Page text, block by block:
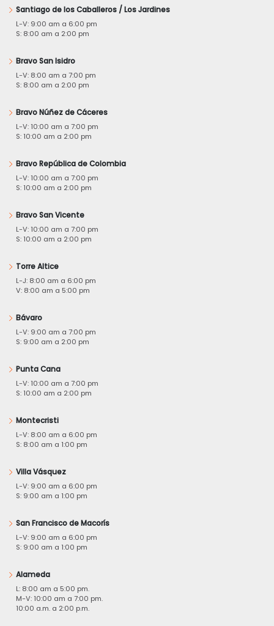
Santiago de los Caballeros / Los Jardines
L-V: 9:00 am a 6:00 pm
S: 8:00 am a 2:00 pm
Bravo San Isidro
L-V: 8:00 am a 7:00 pm
S: 8:00 am a 2:00 pm
Bravo Núñez de Cáceres
L-V: 10:00 am a 7:00 pm
S: 10:00 am a 2:00 pm
Bravo República de Colombia
L-V: 10:00 am a 7:00 pm
S: 10:00 am a 2:00 pm
Bravo San Vicente
L-V: 10:00 am a 7:00 pm
S: 10:00 am a 2:00 pm
Torre Altice
L-J: 8:00 am a 6:00 pm
V: 8:00 am a 5:00 pm
Bávaro
L-V: 9:00 am a 7:00 pm
S: 9:00 am a 2:00 pm
Punta Cana
L-V: 10:00 am a 7:00 pm
S: 10:00 am a 2:00 pm
Montecristi
L-V: 8:00 am a 6:00 pm
S: 8:00 am a 1:00 pm
Villa Vásquez
L-V: 9:00 am a 6:00 pm
S: 9:00 am a 1:00 pm
San Francisco de Macorís
L-V: 9:00 am a 6:00 pm
S: 9:00 am a 1:00 pm
Alameda
L: 8:00 am a 5:00 pm.
M-V: 10:00 am a 7:00 pm.
10:00 a.m. a 2:00 p.m.